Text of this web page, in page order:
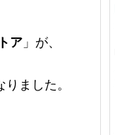
ア 」が、
ました。